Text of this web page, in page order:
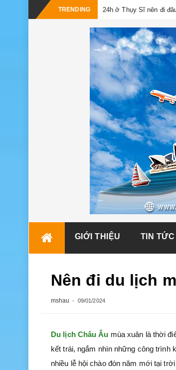
TRENDING 24h ở Thụy Sĩ nên đi
GIỚI THIỆU TIN TỨC
Nên đi du lịch
mshau 09/01/2024
Du lịch Châu Âu mùa xuân là thời
kết trái, ngắm nhìn những công trình
nhiều lễ hội chào đón năm mới tại